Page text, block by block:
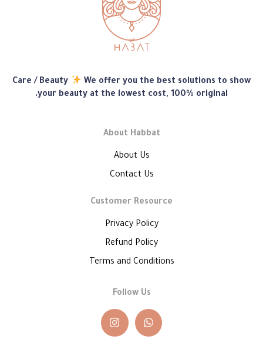
متجر
هبّات
Care / Beauty
We offer you the best solutions to show
your beauty at the lowest cost, 100% original.
About Habbat
About Us
Contact Us
Customer Resource
Privacy Policy
Refund Policy
Terms and Conditions
Follow Us